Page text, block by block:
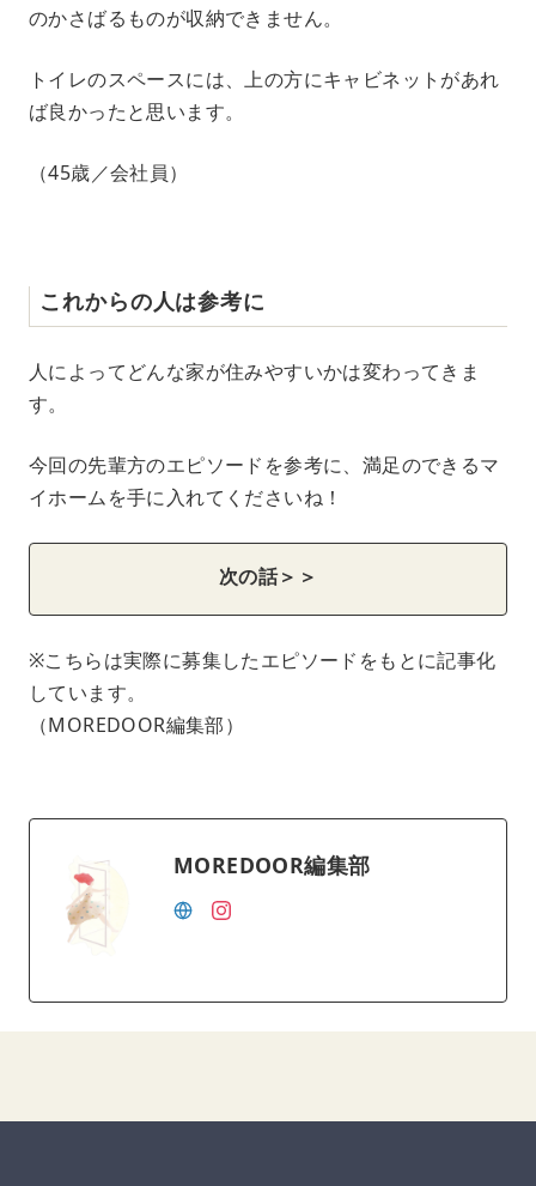
のかさばるものが収納できません。
トイレのスペースには、上の方にキャビネットがあれ
ば良かったと思います。
（45歳／会社員）
これからの人は参考に
人によってどんな家が住みやすいかは変わってきま
す。
今回の先輩方のエピソードを参考に、満足のできるマ
イホームを手に入れてくださいね！
次の話＞＞
※こちらは実際に募集したエピソードをもとに記事化
しています。
（MOREDOOR編集部）
MOREDOOR編集部